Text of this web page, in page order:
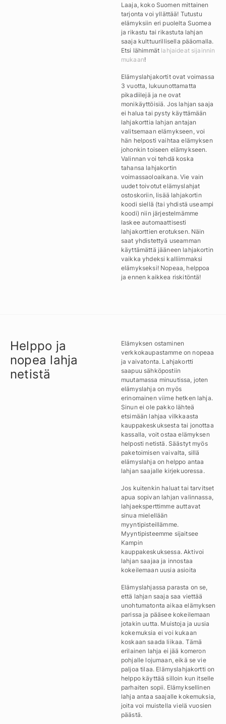
Laaja, koko Suomen mittainen
tarjonta voi yllättää! Tutustu
elämyksiin eri puolelta Suomea
ja rikastu tai rikastuta lahjan
saaja kulttuurillisella pääomalla.
Etsi lähimmät lahjaideat sijainnin
mukaan!
Elämyslahjakortit ovat voimassa
3 vuotta, lukuunottamatta
pikadiilejä ja ne ovat
monikäyttöisiä. Jos lahjan saaja
ei halua tai pysty käyttämään
lahjakorttia lahjan antajan
valitsemaan elämykseen, voi
hän helposti vaihtaa elämyksen
johonkin toiseen elämykseen.
Valinnan voi tehdä koska
tahansa lahjakortin
voimassaoloaikana. Vie vain
uudet toivotut elämyslahjat
ostoskoriin, lisää lahjakortin
koodi siellä (tai yhdistä useampi
koodi) niin järjestelmämme
laskee automaattisesti
lahjakorttien erotuksen. Näin
saat yhdistettyä useamman
käyttämättä jääneen lahjakortin
vaikka yhdeksi kalliimmaksi
elämykseksi! Nopeaa, helppoa
ja ennen kaikkea riskitöntä!
Helppo ja
nopea lahja
netistä
Elämyksen ostaminen
verkkokaupastamme on nopeaa
ja vaivatonta. Lahjakortti
saapuu sähköpostiin
muutamassa minuutissa, joten
elämyslahja on myös
erinomainen viime hetken lahja.
Sinun ei ole pakko lähteä
etsimään lahjaa vilkkaasta
kauppakeskuksesta tai jonottaa
kassalla, voit ostaa elämyksen
helposti netistä. Säästyt myös
paketoimisen vaivalta, sillä
elämyslahja on helppo antaa
lahjan saajalle kirjekuoressa.
Jos kuitenkin haluat tai tarvitset
apua sopivan lahjan valinnassa,
lahjaeksperttimme auttavat
sinua mielellään
myyntipisteillämme.
Myyntipisteemme sijaitsee
Kampin
kauppakeskuksessa. Aktivoi
lahjan saajaa ja innostaa
kokeilemaan uusia asioita
Elämyslahjassa parasta on se,
että lahjan saaja saa viettää
unohtumatonta aikaa elämyksen
parissa ja pääsee kokeilemaan
jotakin uutta. Muistoja ja uusia
kokemuksia ei voi kukaan
koskaan saada liikaa. Tämä
erilainen lahja ei jää komeron
pohjalle lojumaan, eikä se vie
paljoa tilaa. Elämyslahjakortti on
helppo käyttää silloin kun itselle
parhaiten sopii. Elämyksellinen
lahja antaa saajalle kokemuksia,
joita voi muistella vielä vuosien
päästä.